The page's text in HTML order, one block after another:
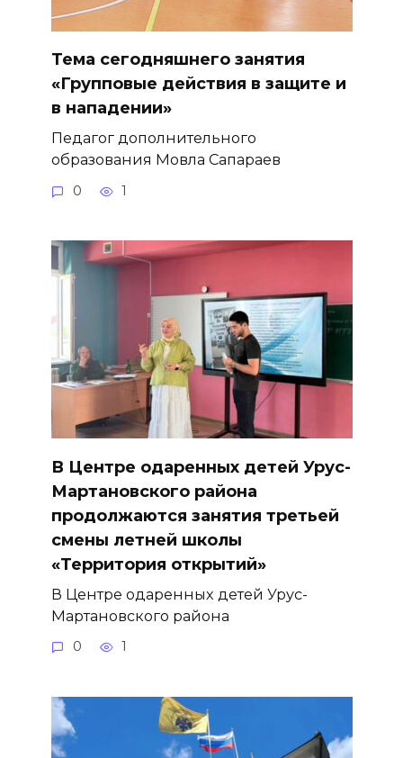
Тема сегодняшнего занятия
«Групповые действия в защите и
в нападении»
Педагог дополнительного
образования Мовла Сапараев
0 1
В Центре одаренных детей Урус-
Мартановского района
продолжаются занятия третьей
смены летней школы
«Территория открытий»
В Центре одаренных детей Урус-
Мартановского района
0 1